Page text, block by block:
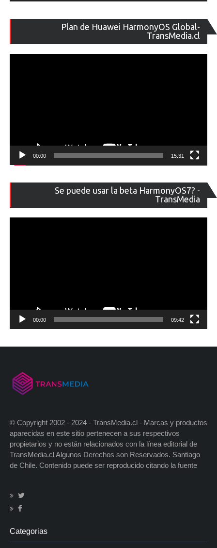
Plan de Huawei HarmonyOS Global-
TransMedia.cl
de
00:00 15:31
Se puede usar la beta HarmonyOS7? -
TransMedia
de
00:00 09:42
© Copyright 2002 - 2024 - TransMedia.cl - Marcas y productos
aparecidas en este sitio pertenecen a sus respectivos
propietarios y no están relacionados con la línea editorial de
TransMedia.cl Algunos Derechos son Reservados. Santiago
de Chile. Contenido puede ser reproducido citando la fuente
Categorias